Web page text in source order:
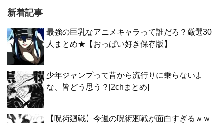
新着記事
最強の巨乳なアニメキャラって誰だろ？厳選30
人まとめ★【おっぱい好き保存版】
少年ジャンプって昔から流行りに乗らないよ
な、皆どう思う？[2chまとめ]
【呪術廻戦】今週の呪術廻戦が面白すぎるｗｗ